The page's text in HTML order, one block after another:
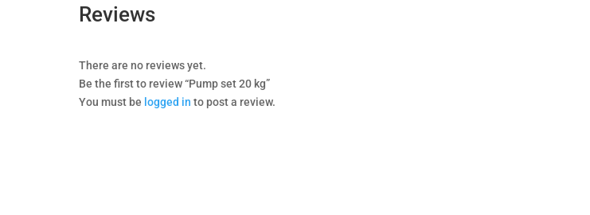
Reviews
There are no reviews yet.
Be the first to review “Pump set 20 kg”
You must be logged in to post a review.